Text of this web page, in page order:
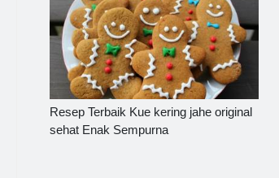
Resep Terbaik Kue kering jahe original
sehat Enak Sempurna